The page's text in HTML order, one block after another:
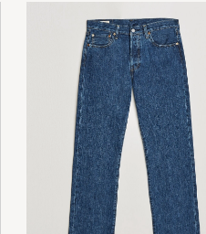
Snabbt, enkelt bra
MARGARETA S KJØPTE
Satt perfekt, behagelig
ESPEN D KJØPTE PÅ
Det er en julegave. Den